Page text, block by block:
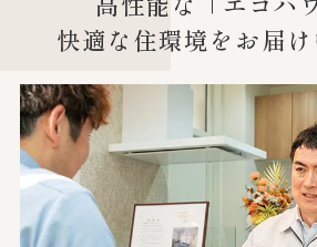
快適な住環境をお届